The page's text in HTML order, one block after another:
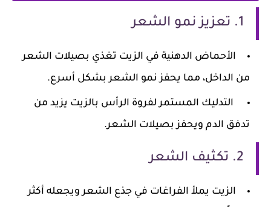
1. تعزيز نمو الشعر
الأحماض الدهنية في الزيت تغذي بصيلات الشعر
من الداخل، مما يحفز نمو الشعر بشكل أسرع.
التدليك المستمر لفروة الرأس بالزيت يزيد من
تدفق الدم ويحفز بصيلات الشعر.
2. تكثيف الشعر
الزيت يملأ الفراغات في جذع الشعر ويجعله أكثر